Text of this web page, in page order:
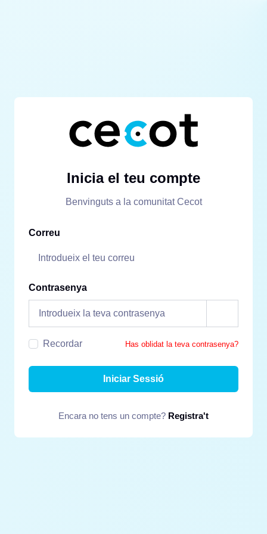
Inicia el teu compte
Benvinguts a la comunitat Cecot
Correu
Contrasenya
Recordar Has oblidat la teva contrasenya?
Iniciar Sessió
Encara no tens un compte? Registra't